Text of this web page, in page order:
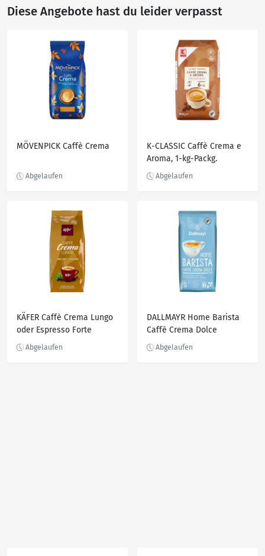
Diese Angebote hast du leider verpasst
MÖVENPICK Caffè Crema
K-CLASSIC Caffè Crema e
Aroma, 1-kg-Packg.
KÄFER Caffè Crema Lungo
oder Espresso Forte
DALLMAYR Home Barista
Caffè Crema Dolce